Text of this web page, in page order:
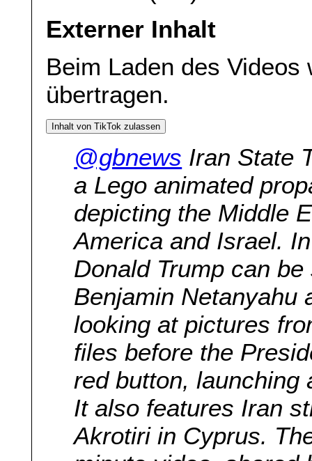
Externer Inhalt
Beim Laden des Videos
übertragen.
Inhalt von TikTok zulassen
@gbnews Iran State
a Lego animated
depicting the Middle
America and Israel.
Donald Trump can
Benjamin Netanyahu
looking at pictures
files before the
red button, launching
It also features Iran
Akrotiri in Cyprus.